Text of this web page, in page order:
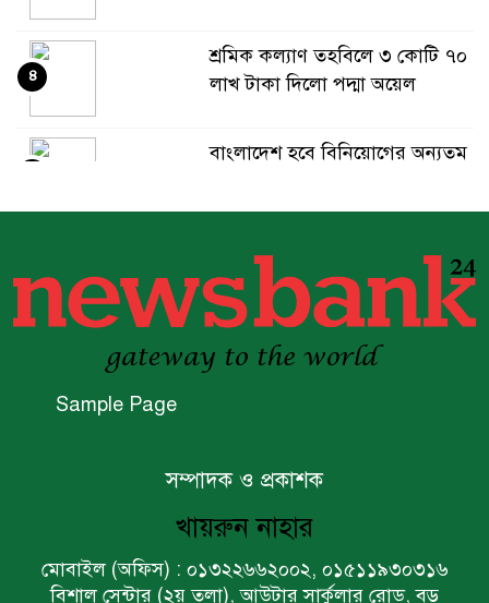
শ্রমিক কল্যাণ তহবিলে ৩ কোটি ৭০
লাখ টাকা দিলো পদ্মা অয়েল
৪
বাংলাদেশ হবে বিনিয়োগের অন্যতম
বিশ্বের ১০০ প্রভাবশালীর তালিকায়
ব্র্যাকের নির্বাহী পরিচালক আসিফ
সালেহ
একনেকে ৩৬ হাজার ৬৯৫ কোটি
অনুষ্ঠিত
কর্মকর্তাদের ৭ কোটি ২০ লাখ টাকা
Sample Page
সম্পাদক ও প্রকাশক
খায়রুন নাহার
মোবাইল (অফিস) : ০১৩২২৬৬২০০২, ০১৫১১৯৩০৩১৬
বিশাল সেন্টার (২য় তলা), আউটার সার্কুলার রোড, বড়